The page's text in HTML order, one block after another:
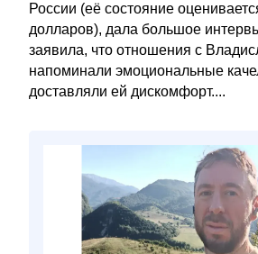
России (её состояние
долларов), дала большое
заявила, что отношения с
напоминали эмоциональные
доставляли ей дискомфорт....